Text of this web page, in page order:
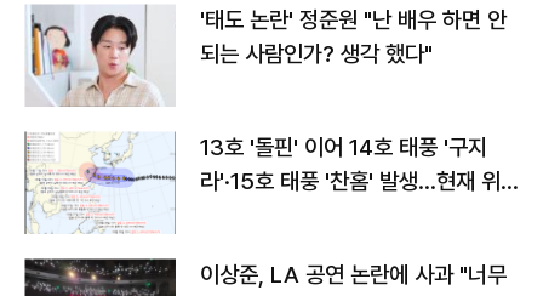
'태도 논란' 정준원 "난 배우 하면 안
되는 사람인가? 생각 했다"
13호 '돌핀' 이어 14호 태풍 '구지
라'·15호 태풍 '찬홈' 발생…현재 위
이상준, LA 공연 논란에 사과 "너무